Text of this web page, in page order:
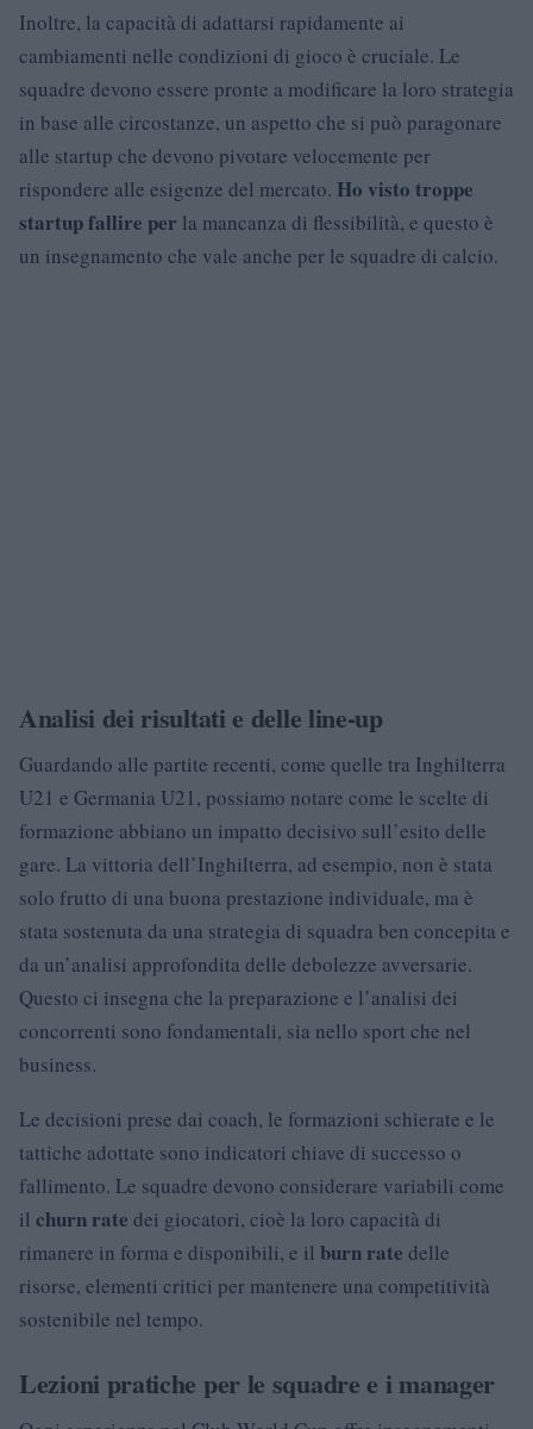
Inoltre, la capacità di adattarsi rapidamente ai
cambiamenti nelle condizioni di gioco è cruciale. Le
squadre devono essere pronte a modificare la loro strategia
in base alle circostanze, un aspetto che si può paragonare
alle startup che devono pivotare velocemente per
rispondere alle esigenze del mercato. Ho visto troppe
startup fallire per la mancanza di flessibilità, e questo è
un insegnamento che vale anche per le squadre di calcio.
Analisi dei risultati e delle line-up
Guardando alle partite recenti, come quelle tra Inghilterra
U21 e Germania U21, possiamo notare come le scelte di
formazione abbiano un impatto decisivo sull’esito delle
gare. La vittoria dell’Inghilterra, ad esempio, non è stata
solo frutto di una buona prestazione individuale, ma è
stata sostenuta da una strategia di squadra ben concepita e
da un’analisi approfondita delle debolezze avversarie.
Questo ci insegna che la preparazione e l’analisi dei
concorrenti sono fondamentali, sia nello sport che nel
business.
Le decisioni prese dai coach, le formazioni schierate e le
tattiche adottate sono indicatori chiave di successo o
fallimento. Le squadre devono considerare variabili come
il churn rate dei giocatori, cioè la loro capacità di
rimanere in forma e disponibili, e il burn rate delle
risorse, elementi critici per mantenere una competitività
sostenibile nel tempo.
Lezioni pratiche per le squadre e i manager